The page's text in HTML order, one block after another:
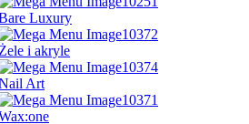
Luxury
Żele i akryle
Art